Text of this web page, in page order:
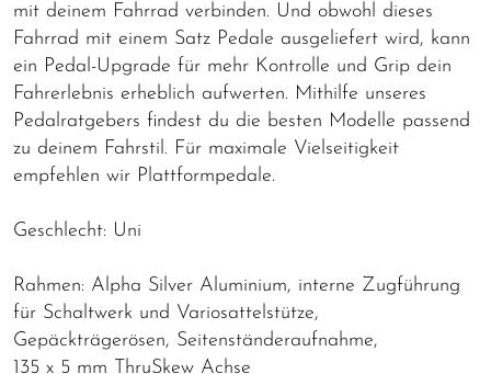
mit deinem Fahrrad verbinden. Und obwohl dieses
Fahrrad mit einem Satz Pedale ausgeliefert wird, kann
ein Pedal-Upgrade für mehr Kontrolle und Grip dein
Fahrerlebnis erheblich aufwerten. Mithilfe unseres
Pedalratgebers findest du die besten Modelle passend
zu deinem Fahrstil. Für maximale Vielseitigkeit
empfehlen wir Plattformpedale.
Geschlecht: Uni
Rahmen: Alpha Silver Aluminium, interne Zugführung
für Schaltwerk und Variosattelstütze,
Gepäckträgerösen, Seitenständeraufnahme,
135 x 5 mm ThruSkew Achse